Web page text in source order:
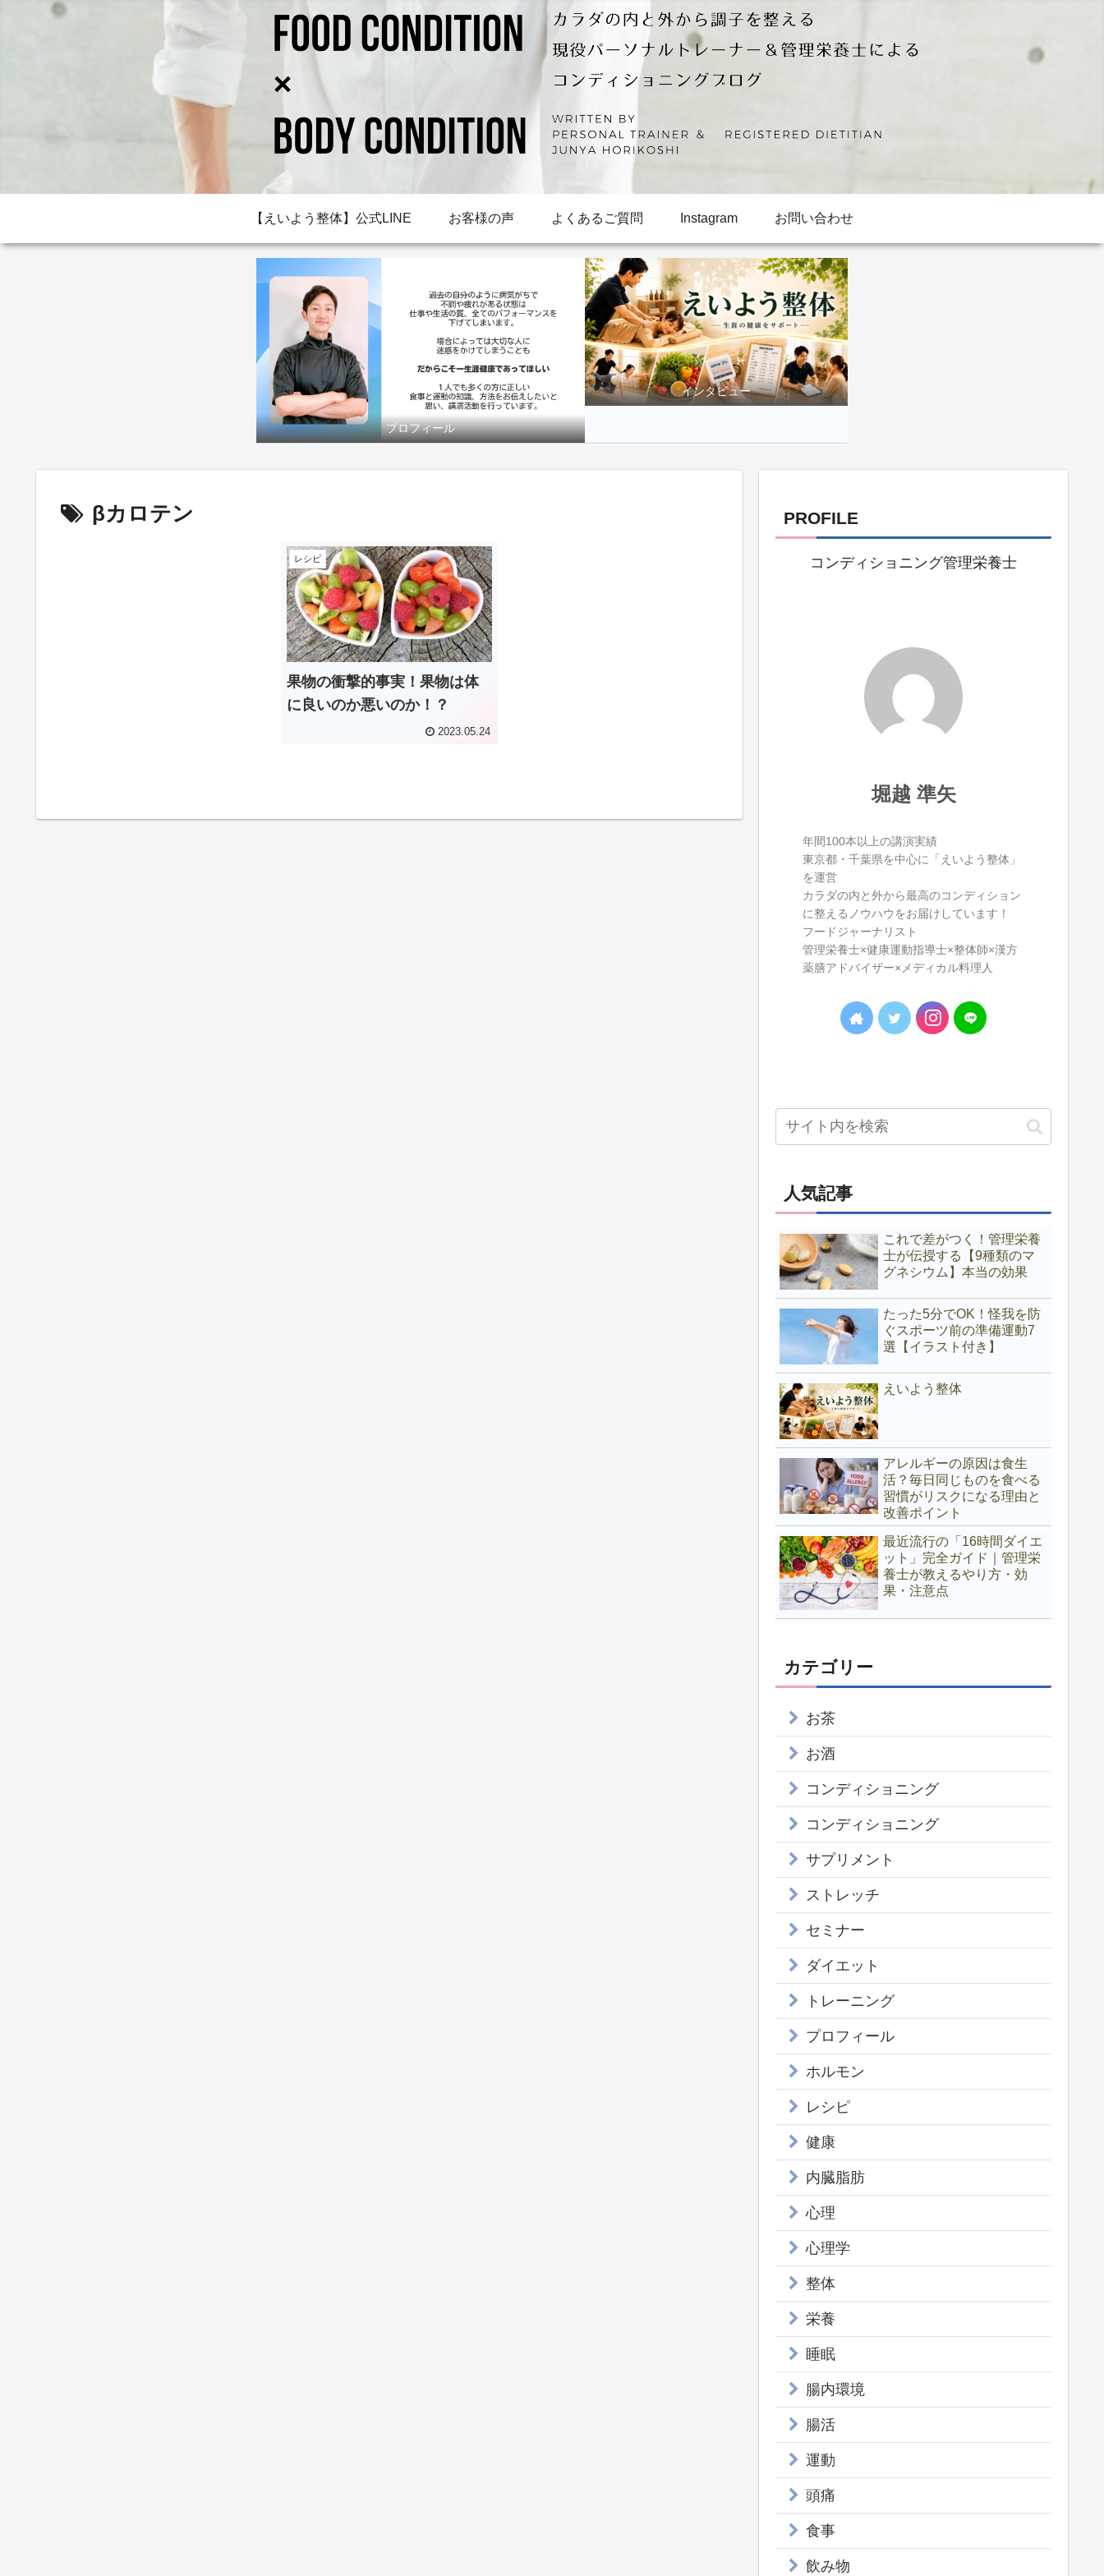
【えいよう整体】公式LINE お客様の声 よくあるご質問 Instagram お問い合わせ
プロフィール
インタビュー
βカロテン
レシピ
果物の衝撃的事実！果物は体
に良いのか悪いのか！？
2023.05.24
PROFILE
コンディショニング管理栄養士
堀越 準矢
年間100本以上の講演実績
東京都・千葉県を中心に「えいよう整体」
を運営
カラダの内と外から最高のコンディション
に整えるノウハウをお届けしています！
フードジャーナリスト
管理栄養士×健康運動指導士×整体師×漢方
薬膳アドバイザー×メディカル料理人
人気記事
これで差がつく！管理栄養
士が伝授する【9種類のマ
グネシウム】本当の効果
たった5分でOK！怪我を防
ぐスポーツ前の準備運動7
選【イラスト付き】
えいよう整体
アレルギーの原因は食生
活？毎日同じものを食べる
習慣がリスクになる理由と
改善ポイント
最近流行の「16時間ダイエ
ット」完全ガイド｜管理栄
養士が教えるやり方・効
果・注意点
カテゴリー
お茶
お酒
コンディショニング
コンディショニング
サプリメント
ストレッチ
セミナー
ダイエット
トレーニング
プロフィール
ホルモン
レシピ
健康
内臓脂肪
心理
心理学
整体
栄養
睡眠
腸内環境
腸活
運動
頭痛
食事
飲み物